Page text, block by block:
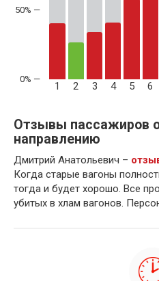
50% —
1 2 3 4 5 6
Отзывы пассажиров
направлению
Дмитрий Анатольевич –
Когда старые вагоны
тогда и будет хорошо. Все
убитых в хлам вагонов.